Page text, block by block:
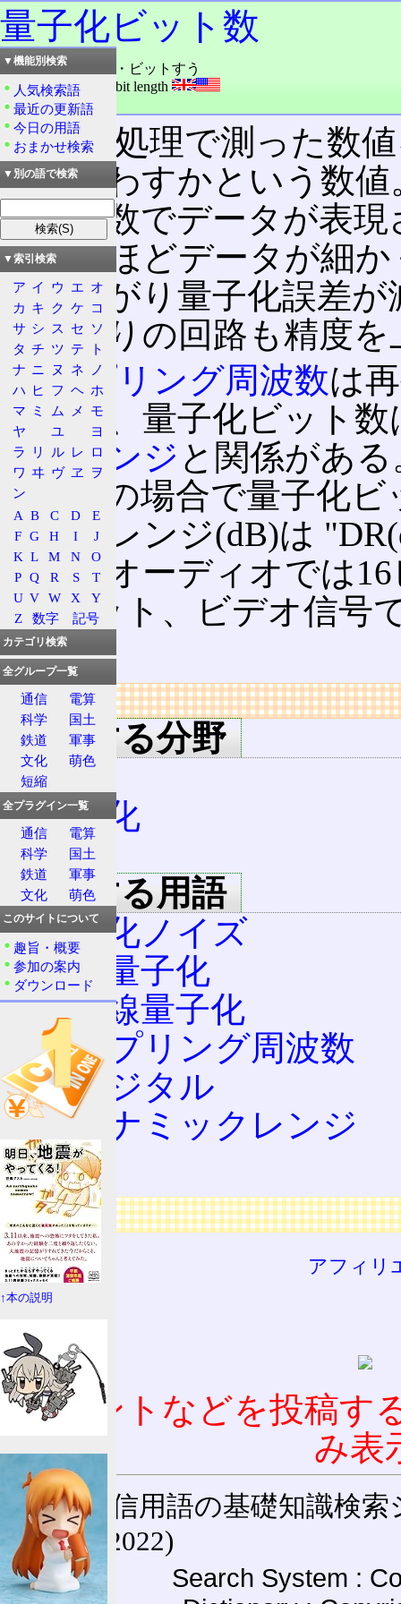
量子化ビット数
読み：りょうしか・ビットすう
外語：quantization bit length
品詞：名詞
量子化 処理で測った数
数で表わすかという数値
囲の整数でデータが表
が多いほどデータが細
度が上がり量子化誤差
その周りの回路も精度
サンプリング周波数は
あるが、量子化ビット
ックレンジ と関係があ
量子化
の場合で量子化
ミックレンジ(dB)は
れる。オーディオでは
は8ビット、ビデオ信号
る。
リンク
所属する分野
量子
量子化
A-D
関連する用語
量子化ノイズ
直線量子化
非直線量子化
サンプリング周波数
ディジタル
ダイナミックレンジ
PCM
広告
アフィリ
コメントなどを投稿す
み表
通信用語の基礎知識検索
(27-May-2022)
Search System :
▼機能別検索
人気検索語
最近の更新語
今日の用語
おまかせ検索
▼別の語で検索
▼索引検索
ア イ ウ エ オ
カ キ ク ケ コ
サ シ ス セ ソ
タ チ ツ テ
ト
ナ ニ ヌ ネ
ノ
ハ ヒ フ ヘ ホ
マ ミ ム メ
モ
ヤ
ユ
ヨ
ラ
リ ル レ ロ
ワ ヰ ヴ ヱ
ヲ
ン
A B C D
E
F G H I
J
K L M N
O
P Q R S
T
U V W X
Y
Z
数字 記号
カテゴリ検索
全グループ一覧
通信
電算
科学
国土
鉄道
軍事
文化
萌色
短縮
全プラグイン一覧
通信
電算
科学
国土
鉄道
軍事
文化
萌色
このサイトについて
趣旨・概要
参加の案内
ダウンロード
↑本の説明